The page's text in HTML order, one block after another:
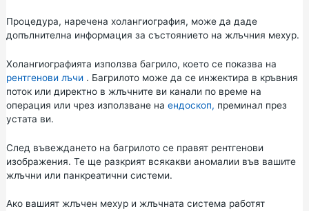
Процедура, наречена холангиография, може да даде
допълнителна информация за състоянието на жлъчния мехур.
Холангиографията използва багрило, което се показва на
рентгенови лъчи . Багрилото може да се инжектира в кръвния
поток или директно в жлъчните ви канали по време на
операция или чрез използване на ендоскоп, преминал през
устата ви.
След въвеждането на багрилото се правят рентгенови
изображения. Те ще разкрият всякакви аномалии във вашите
жлъчни или панкреатични системи.
Ако вашият жлъчен мехур и жлъчната система работят